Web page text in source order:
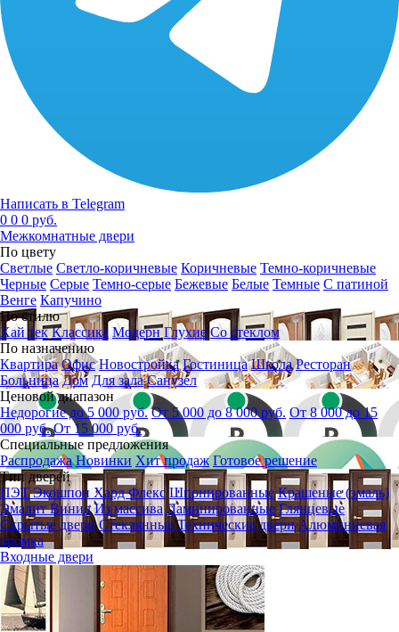
Написать в Telegram
0 0 0 руб.
Межкомнатные двери
По цвету
Светлые Светло-коричневые Коричневые Темно-коричневые
Черные Серые Темно-серые Бежевые Белые Темные С патиной
Венге Капучино
По стилю
Хай тек Классика Модерн Глухие Со стеклом
По назначению
Квартира Офис Новостройка Гостиница Школа Ресторан
Больница Дом Для зала Санузел
Ценовой диапазон
Недорогие до 5 000 руб. От 5 000 до 8 000 руб. От 8 000 до 15
000 руб. От 15 000 руб.
Специальные предложения
Распродажа Новинки Хит продаж Готовое решение
Тип дверей
ПЭТЭкошпон Хард Флекс Шпонированные Крашеные (эмаль)
ЭмалитВинил Из массива Ламинированные Глянцевые
Скрытые двери СтеклянныеТехнические двери Алюминиевая
кромка
Входные двери